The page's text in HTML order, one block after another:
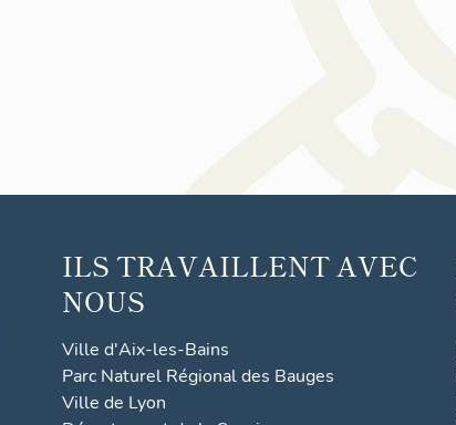
ILS TRAVAILLENT AVEC
NOUS
Ville d'Aix-les-Bains
Parc Naturel Régional des Bauges
Ville de Lyon